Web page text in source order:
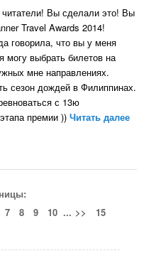
Вы сделали это! Вы
Travel Awards 2014!
говорила, что вы у меня
могу выбрать билетов на
мне направлениях.
сезон дождей в Филиппинах.
с 13ю
премии ))Читать далее
7 8 9 10 ... >> 15